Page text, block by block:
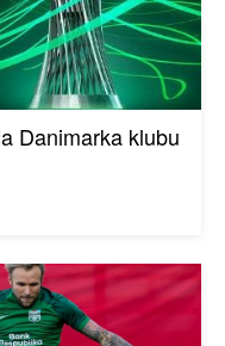
Danimarka klubu